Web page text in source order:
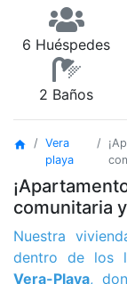
6 Huéspedes
2 Baños
home
Vera
playa
comunitaria
Nuestra
dentro de los
Vera-Playa,